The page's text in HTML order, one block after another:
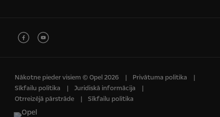
Nākotne pieder visiem © Opel 2026
Privātuma politika
Sīkfailu politika
Juridiskā informācija
Otrreizējā pārstrāde
Sīkfailu politika